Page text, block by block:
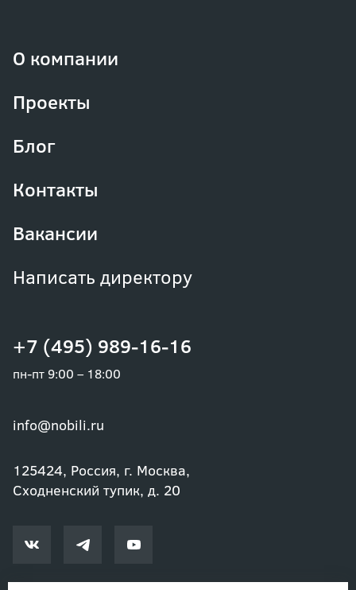
+7 (495) 989-16-16
пн-пт 9:00 – 18:00
info@nobili.ru
125424, Россия, г. Москва,
Сходненский тупик, д. 20
О компании
Проекты
Блог
Контакты
Вакансии
Написать директору